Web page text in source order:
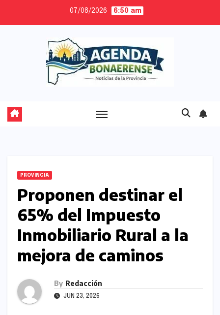
07/08/2026 6:50 am
PROVINCIA
Proponen destinar el
65% del Impuesto
Inmobiliario Rural a la
mejora de caminos
By Redacción
JUN 23, 2026